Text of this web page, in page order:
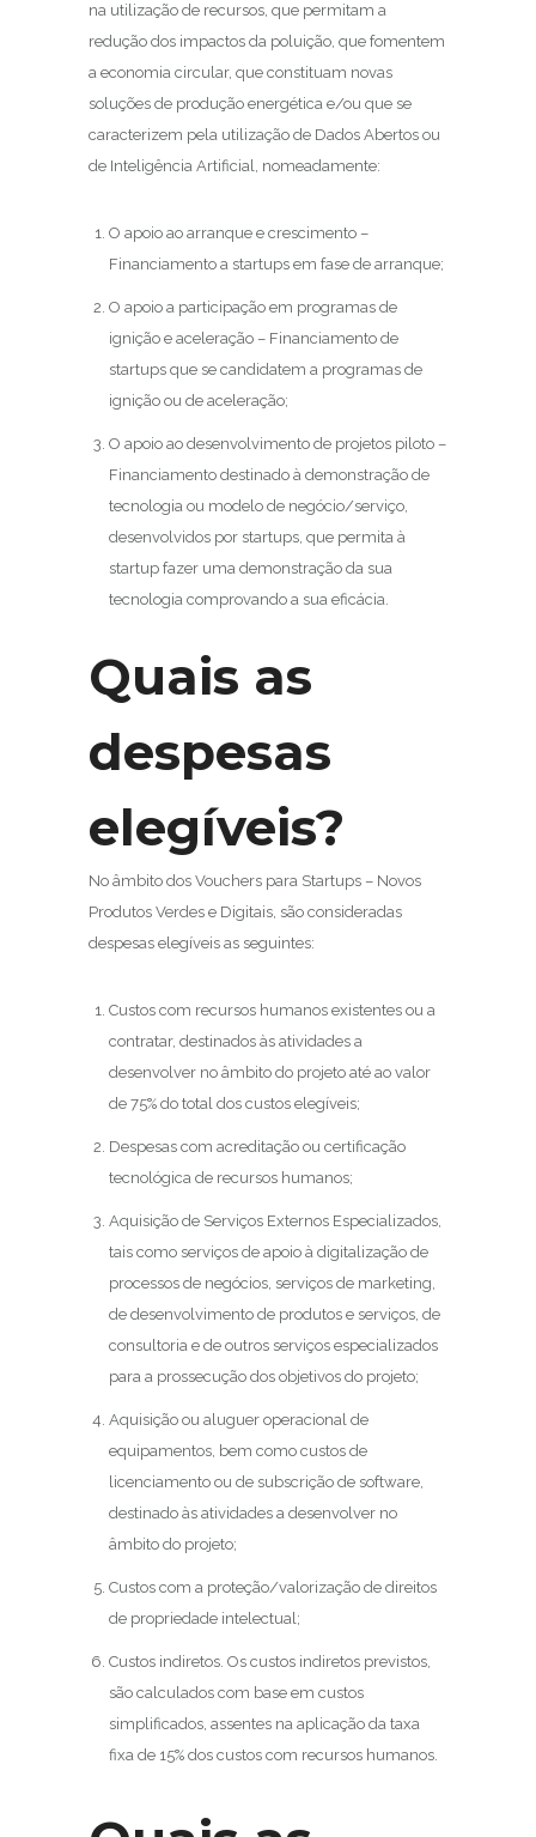
na utilização de recursos, que permitam a
redução dos impactos da poluição, que fomentem
a economia circular, que constituam novas
soluções de produção energética e/ou que se
caracterizem pela utilização de Dados Abertos ou
de Inteligência Artificial, nomeadamente:
O apoio ao arranque e crescimento –
Financiamento a startups em fase de arranque;
O apoio a participação em programas de
ignição e aceleração – Financiamento de
startups que se candidatem a programas de
ignição ou de aceleração;
O apoio ao desenvolvimento de projetos piloto –
Financiamento destinado à demonstração de
tecnologia ou modelo de negócio/serviço,
desenvolvidos por startups, que permita à
startup fazer uma demonstração da sua
tecnologia comprovando a sua eficácia.
Quais as
despesas
elegíveis?
No âmbito dos Vouchers para Startups – Novos
Produtos Verdes e Digitais, são consideradas
despesas elegíveis as seguintes:
Custos com recursos humanos existentes ou a
contratar, destinados às atividades a
desenvolver no âmbito do projeto até ao valor
de 75% do total dos custos elegíveis;
Despesas com acreditação ou certificação
tecnológica de recursos humanos;
Aquisição de Serviços Externos Especializados,
tais como serviços de apoio à digitalização de
processos de negócios, serviços de marketing,
de desenvolvimento de produtos e serviços, de
consultoria e de outros serviços especializados
para a prossecução dos objetivos do projeto;
Aquisição ou aluguer operacional de
equipamentos, bem como custos de
licenciamento ou de subscrição de software,
destinado às atividades a desenvolver no
âmbito do projeto;
Custos com a proteção/valorização de direitos
de propriedade intelectual;
Custos indiretos. Os custos indiretos previstos,
são calculados com base em custos
simplificados, assentes na aplicação da taxa
fixa de 15% dos custos com recursos humanos.